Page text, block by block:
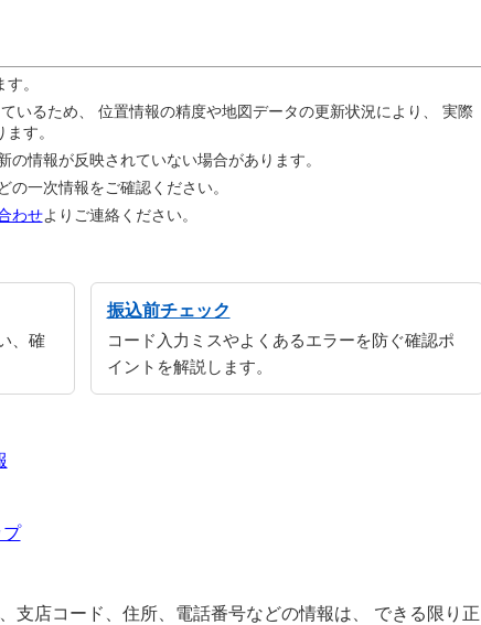
。
いるため、 位置情報の精度や地図データの更新状況により、 実際
す。
情報が反映されていない場合があります。
一次情報をご確認ください。
わせよりご連絡ください。
、確
振込前チェック
コード入力ミスやよくあるエラーを防ぐ確認ポ
イントを解説します。
支店コード、住所、電話番号などの情報は、 できる限り正